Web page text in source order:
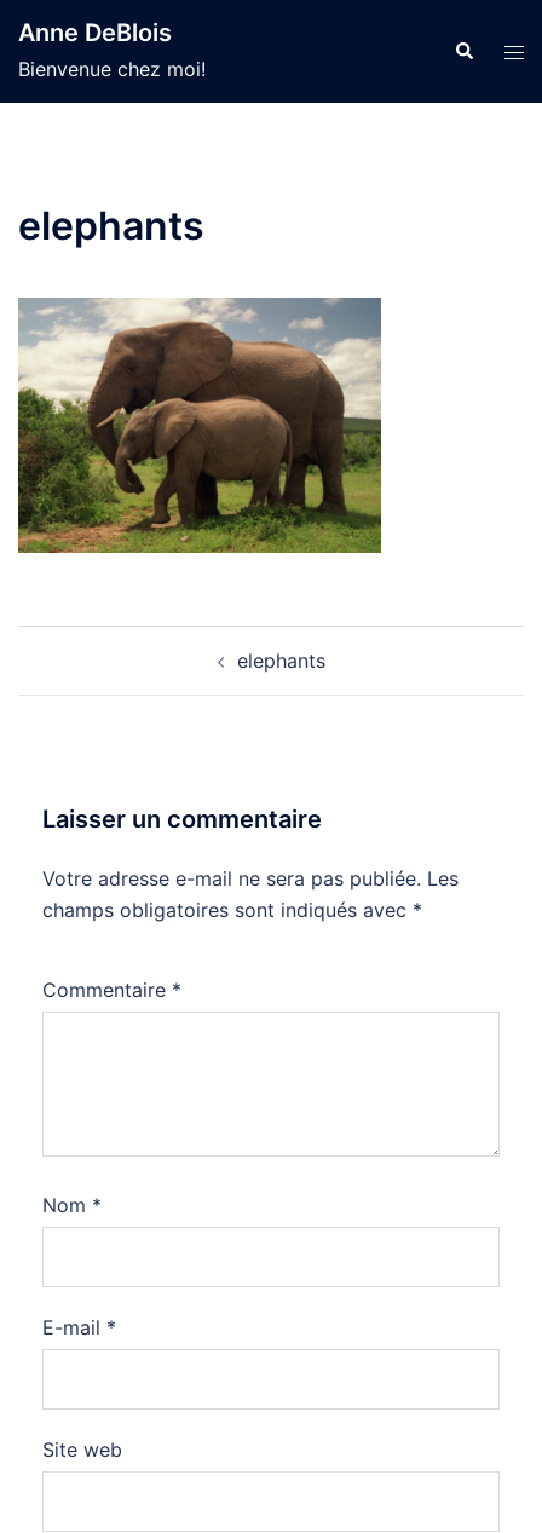
au
contenu
Anne DeBlois
Bienvenue chez moi!
elephants
elephants
Laisser un commentaire
Votre adresse e-mail ne sera pas publiée. Les
champs obligatoires sont indiqués avec *
Commentaire *
Nom *
E-mail *
Site web